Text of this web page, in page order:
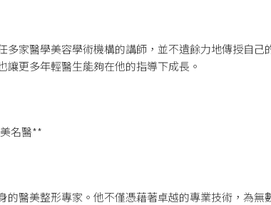
家醫學美容學術機構的講師，並不遺餘力地傳授自
更多年輕醫生能夠在他的指導下成長。
名醫**
醫美整形專家。他不僅憑藉著卓越的專業技術，為